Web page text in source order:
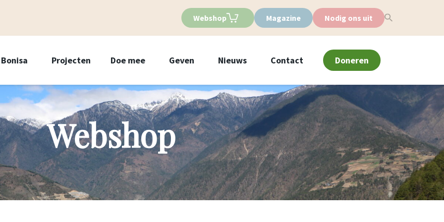
Webshop Magazine Nodig ons uit
Bonisa Projecten Doe mee Geven Nieuws Contact Doneren
Webshop